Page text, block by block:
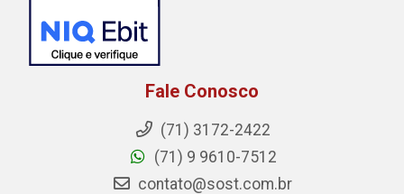
Fale Conosco
(71) 3172-2422
(71) 9 9610-7512
contato@sost.com.br